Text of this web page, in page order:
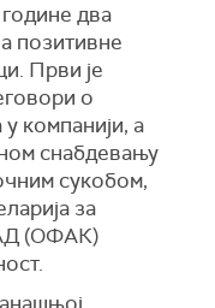
два
позитивне
Први је
о
компанији, а
снабдевању
сукобом,
за
(ОФАК)